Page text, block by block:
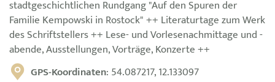
stadtgeschichtlichen Rundgang "Auf den Spuren der
Familie Kempowski in Rostock" ++ Literaturtage zum Werk
des Schriftstellers ++ Lese- und Vorlesenachmittage und -
abende, Ausstellungen, Vorträge, Konzerte ++
GPS-Koordinaten: 54.087217, 12.133097